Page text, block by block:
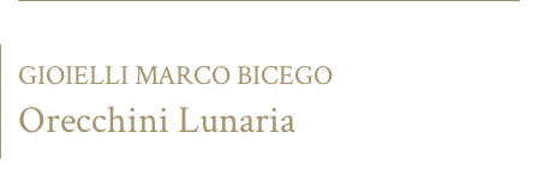
GIOIELLI MARCO BICEGO
Orecchini Lunaria